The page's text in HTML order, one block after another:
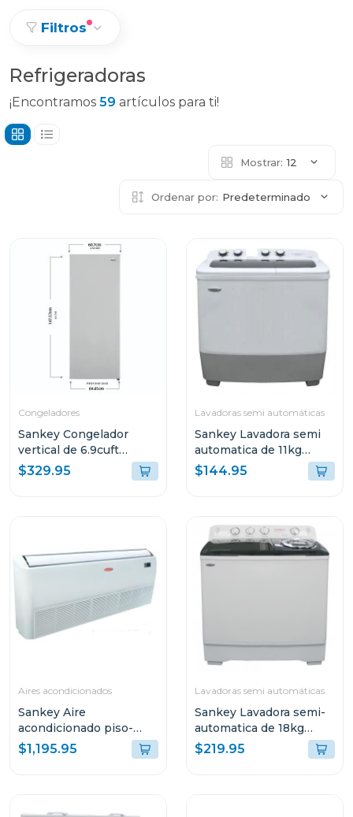
Filtros
Refrigeradoras
¡Encontramos 59 artículos para ti!
Mostrar: 12
Ordenar por: Predeterminado
Congeladores
Sankey Congelador
vertical de 6.9cuft
rfc706
$329.95
Lavadoras semi automáticas
Sankey Lavadora semi
automatica de 11kg
blanca wm1110
$144.95
Aires acondicionados
Sankey Aire
acondicionado piso-
techo de 60000btu
ek60r410
$1,195.95
Lavadoras semi automáticas
Sankey Lavadora semi-
automatica de 18kg
(aprox) wm1877
$219.95